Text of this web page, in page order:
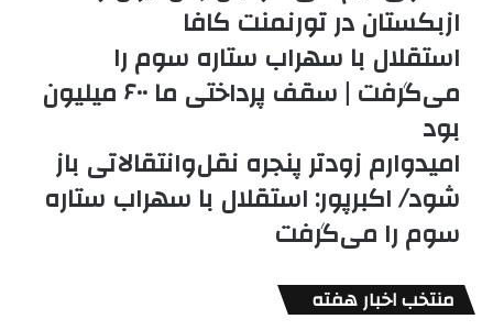
ازبکستان در تورنمنت کافا
استقلال با سهراب ستاره سوم را
می‌گرفت | سقف پرداختی ما ۶۰۰ میلیون
بود
امیدوارم زودتر پنجره نقل‌وانتقالاتی باز
شود/ اکبرپور: استقلال با سهراب ستاره
سوم را می‌گرفت
منتخب اخبار هفته